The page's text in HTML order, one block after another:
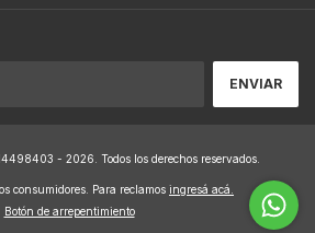
- 2026. Todos los derechos reservados.
consumidores. Para reclamos ingresá acá.
Botón de arrepentimiento